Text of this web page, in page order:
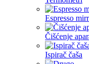
Espresso
Čišćenje
Ispirač čaša